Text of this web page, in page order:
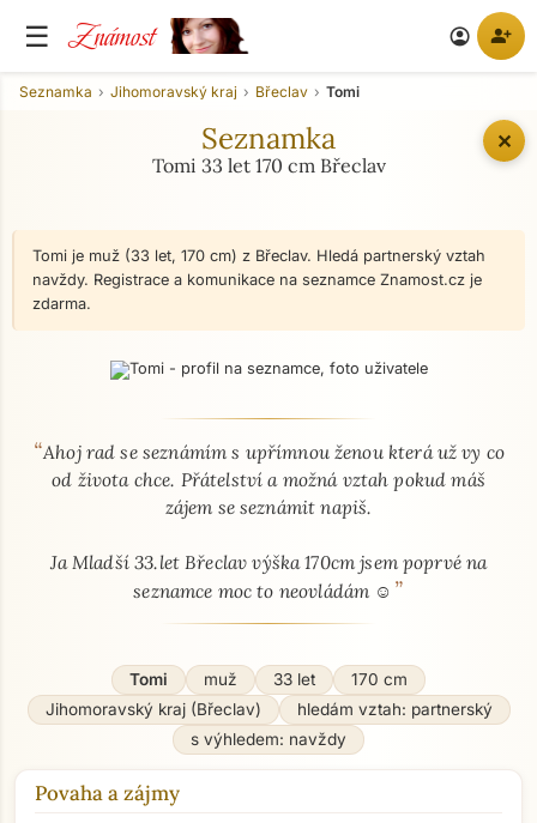
☰ Známost account_circle person_add
✕
Seznamka Jihomoravský kraj Břeclav Tomi
Seznamka
Tomi 33 let 170 cm Břeclav
Tomi je muž (33 let, 170 cm) z Břeclav. Hledá partnerský vztah
navždy. Registrace a komunikace na seznamce Znamost.cz je
zdarma.
O mně - seznamka profil
“Ahoj rad se seznámím s upřímnou ženou která už vy co
od života chce. Přátelství a možná vztah pokud máš
zájem se seznámit napiš.
Ja Mladší 33.let Břeclav výška 170cm jsem poprvé na
seznamce moc to neovládám ☺️ ”
Tomi muž 33 let
170 cm
Jihomoravský kraj (Břeclav)
hledám vztah: partnerský
s výhledem: navždy
Povaha a zájmy